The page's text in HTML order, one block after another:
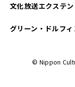
文化放送エクステ
グリーン・ドルフィ
© Nippon